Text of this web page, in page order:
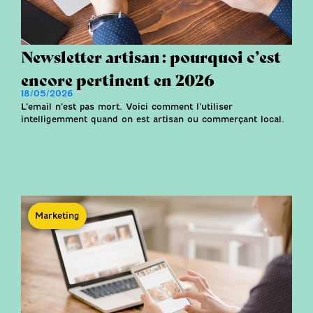
Newsletter artisan : pourquoi c’est
encore pertinent en 2026
18/05/2026
L’email n’est pas mort. Voici comment l’utiliser
intelligemment quand on est artisan ou commerçant local.
Marketing